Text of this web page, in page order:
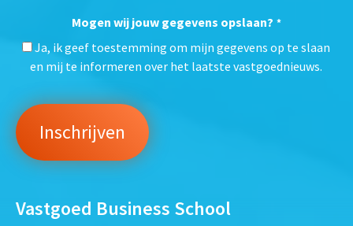
Mogen wij jouw gegevens opslaan? *
Ja, ik geef toestemming om mijn gegevens op te slaan
en mij te informeren over het laatste vastgoednieuws.
Vastgoed Business School